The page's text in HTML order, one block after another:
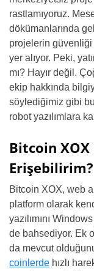
rastlamıyoruz.
dökümanlarında
projelerin güvenliği
yer alıyor. Peki,
mı? Hayır değil.
ekip hakkında
söylediğimiz gibi
robot yazılımlara
Bitcoin
Erişebilirim?
Bitcoin XOX, web
platform olarak
yazılımını
de bahsediyor. Ek
da mevcut
coinlerde hızlı